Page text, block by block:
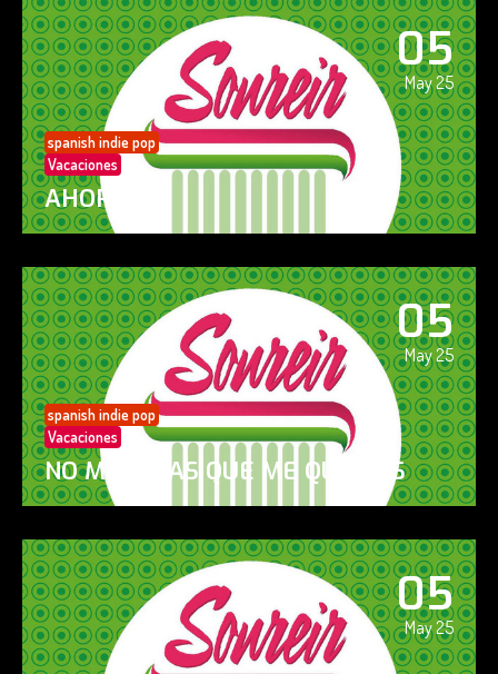
05
May 25
spanish indie pop
Vacaciones
AHORA SÍ!
05
May 25
spanish indie pop
Vacaciones
NO ME DIGAS QUE ME QUIERES
05
May 25